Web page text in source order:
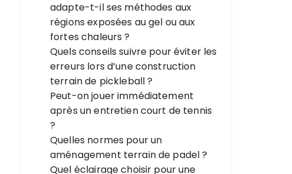
adapte-t-il ses méthodes aux
régions exposées au gel ou aux
fortes chaleurs ?
Quels conseils suivre pour éviter les
erreurs lors d’une construction
terrain de pickleball ?
Peut-on jouer immédiatement
après un entretien court de tennis
?
Quelles normes pour un
aménagement terrain de padel ?
Quel éclairage choisir pour une